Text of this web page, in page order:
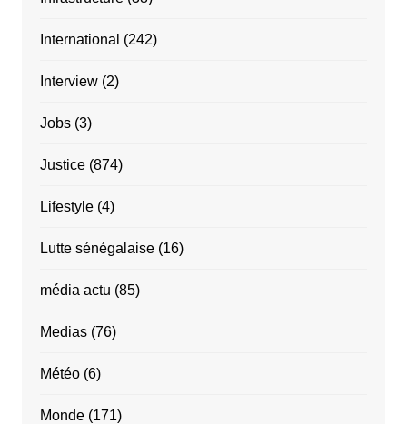
International (242)
Interview(2)
Jobs(3)
Justice(874)
Lifestyle(4)
Lutte sénégalaise(16)
média actu (85)
Medias(76)
Météo(6)
Monde(171)